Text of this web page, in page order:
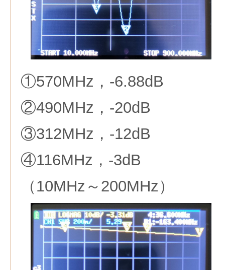
①570MHz，-6.88dB
②490MHz，-20dB
③312MHz，-12dB
④116MHz，-3dB
（10MHz～200MHz）